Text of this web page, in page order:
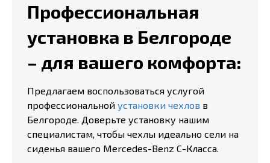
Профессиональная
установка в Белгороде
– для вашего комфорта:
Предлагаем воспользоваться услугой
профессиональной установки чехлов в
Белгороде. Доверьте установку нашим
специалистам, чтобы чехлы идеально сели на
сиденья вашего Mercedes-Benz C-Класса.